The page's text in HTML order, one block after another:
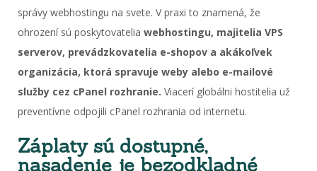
správy webhostingu na svete. V praxi to znamená, že
ohrození sú poskytovatelia webhostingu, majitelia VPS
serverov, prevádzkovatelia e-shopov a akákoľvek
organizácia, ktorá spravuje weby alebo e-mailové
služby cez cPanel rozhranie. Viacerí globálni hostitelia už
preventívne odpojili cPanel rozhrania od internetu.
Záplaty sú dostupné,
nasadenie je bezodkladné